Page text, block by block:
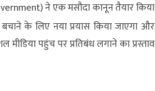
ने एक मसौदा कानून तैयार किया
के लिए नया प्रयास किया जाएगा और
पहुंच पर प्रतिबंध लगाने का प्रस्ताव